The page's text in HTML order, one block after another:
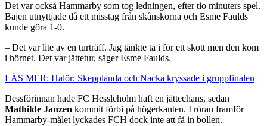
Det var också Hammarby som tog ledningen, efter tio minuters spel.
Bajen utnyttjade då ett misstag från skånskorna och Esme Faulds
kunde göra 1-0.
– Det var lite av en turträff. Jag tänkte ta i för ett skott men den kom
i hörnet. Det var jättetur, säger Esme Faulds.
LÄS MER: Halör: Skepplanda och Nacka kryssade i gruppfinalen
Dessförinnan hade FC Hessleholm haft en jättechans, sedan
Mathilde Janzen kommit förbi på högerkanten. I röran framför
Hammarby-målet lyckades FCH dock inte att få in bollen.